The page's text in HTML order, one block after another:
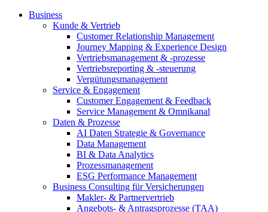
Business
Kunde & Vertrieb
Customer Relationship Management
Journey Mapping & Experience Design
Vertriebsmanagement & -prozesse
Vertriebsreporting & -steuerung
Vergütungsmanagement
Service & Engagement
Customer Engagement & Feedback
Service Management & Omnikanal
Daten & Prozesse
AI Daten Strategie & Governance
Data Management
BI & Data Analytics
Prozessmanagement
ESG Performance Management
Business Consulting für Versicherungen
Makler- & Partnervertrieb
Angebots- & Antragsprozesse (TAA)